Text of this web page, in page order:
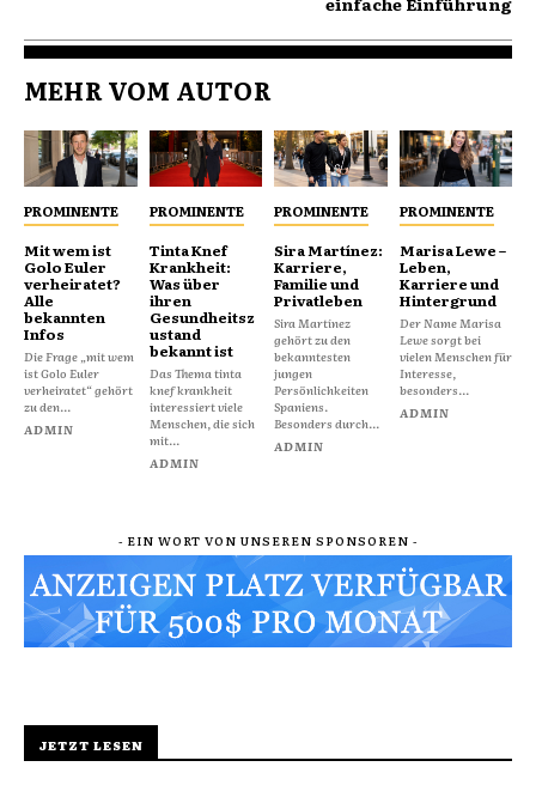
MEHR VOM AUTOR
PROMINENTE
Mit wem ist
Golo Euler
verheiratet?
Alle
bekannten
Infos
Die Frage „mit wem
ist Golo Euler
verheiratet“ gehört
zu den...
ADMIN
PROMINENTE
Tinta Knef
Krankheit:
Was über
ihren
Gesundheitsz
ustand
bekannt ist
Das Thema tinta
knef krankheit
interessiert viele
Menschen, die sich
mit...
ADMIN
PROMINENTE
Sira Martínez:
Karriere,
Familie und
Privatleben
Sira Martínez
gehört zu den
bekanntesten
jungen
Persönlichkeiten
Spaniens.
Besonders durch...
ADMIN
PROMINENTE
Marisa Lewe –
Leben,
Karriere und
Hintergrund
Der Name Marisa
Lewe sorgt bei
vielen Menschen für
Interesse,
besonders...
ADMIN
- EIN WORT VON UNSEREN SPONSOREN -
JETZT LESEN